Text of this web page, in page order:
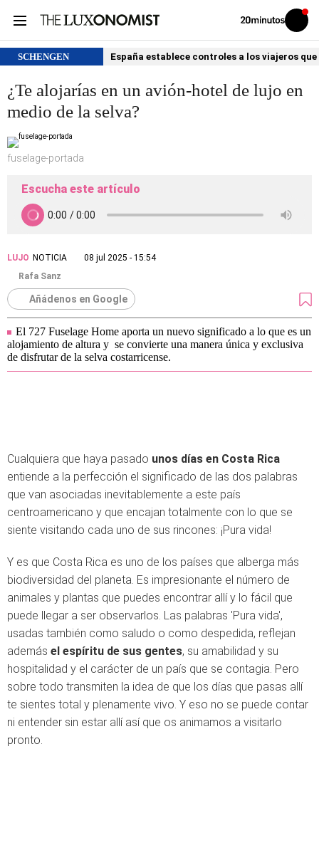
Volver
Iniciar
sesión
SCHENGEN España establece controles a los viajeros
¿Te alojarías en un avión-hotel de lujo en
medio de la selva?
fuselage-portada
Escucha este artículo
LUJO NOTICIA
08 jul 2025 - 15:54
Rafa Sanz
Añádenos en Google
El 727 Fuselage Home aporta un nuevo significado a lo que es un
alojamiento de altura y se convierte una manera única y exclusiva
de disfrutar de la selva costarricense.
Cualquiera que haya pasado unos días en Costa Rica
entiende a la perfección el significado de las dos palabras
que van asociadas inevitablemente a este país
centroamericano y que encajan totalmente con lo que se
siente visitando cada uno de sus rincones: ¡Pura vida!
Y es que Costa Rica es uno de los países que alberga más
biodiversidad del planeta. Es impresionante el número de
animales y plantas que puedes encontrar allí y lo fácil que
puede llegar a ser observarlos. Las palabras 'Pura vida',
usadas también como saludo o como despedida, reflejan
además el espíritu de sus gentes, su amabilidad y su
hospitalidad y el carácter de un país que se contagia. Pero
sobre todo transmiten la idea de que los días que pasas allí
te sientes total y plenamente vivo. Y eso no se puede contar
ni entender sin estar allí así que os animamos a visitarlo
pronto.